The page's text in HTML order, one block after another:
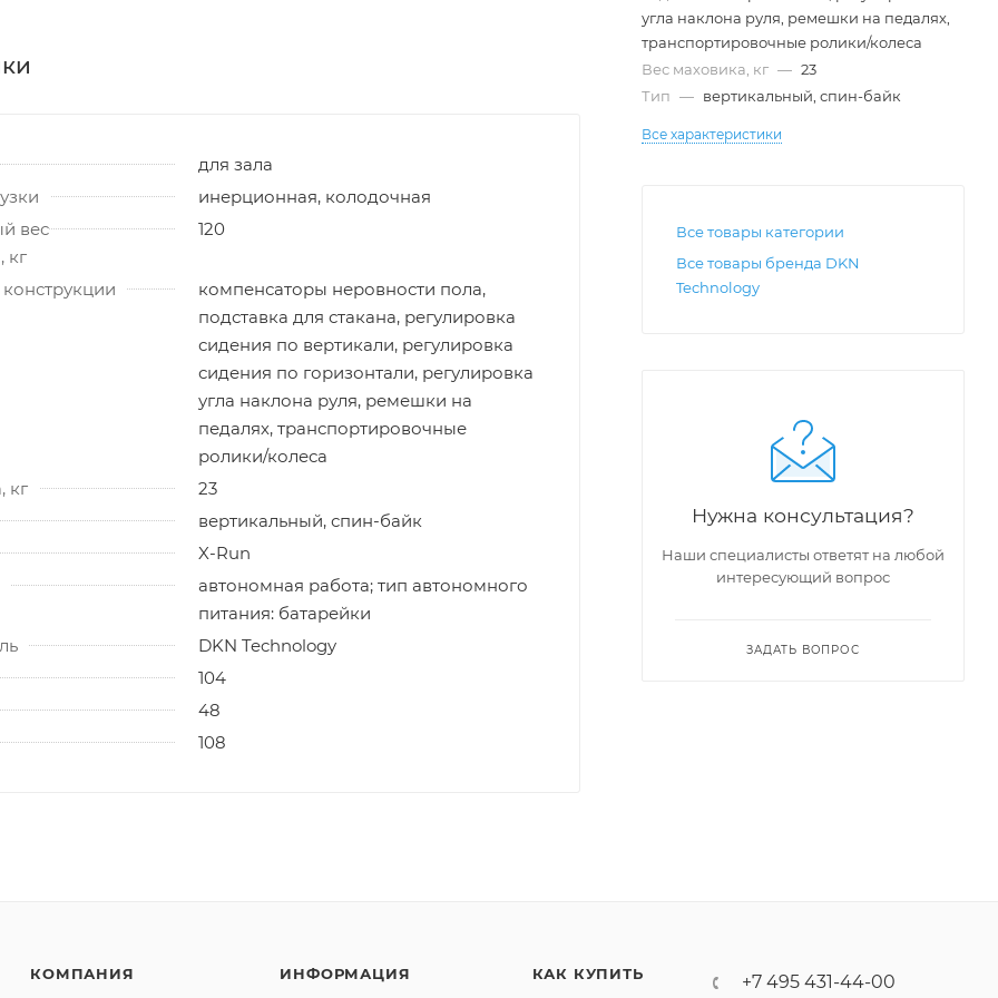
для зала
инерционная, колодочная
вес
кг
120
компенсаторы неровности пола,
подставка для стакана, регулировка
сидения по вертикали, регулировка
сидения по горизонтали, регулировка
угла наклона руля, ремешки на
педалях, транспортировочные
ролики/колеса
кг
23
вертикальный, спин-байк
X-Run
автономная работа; тип автономного
питания: батарейки
DKN Technology
104
48
108
угла наклона руля, ремешки на педалях,
транспортировочные ролики/колеса
Вес маховика, кг — 23
Тип — вертикальный, спин-байк
Все характеристики
Все товары категории
Все товары бренда DKN
Technology
Нужна консультация?
Наши специалисты ответят на любой
интересующий вопрос
ЗАДАТЬ ВОПРОС
КОМПАНИЯ ИНФОРМАЦИЯ КАК КУПИТЬ +7 495 431-44-00